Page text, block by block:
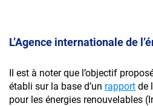
L’Agence internationale de
Il est à noter que l’objectif
établi sur la base d’un rapport de
pour les énergies renouvelables